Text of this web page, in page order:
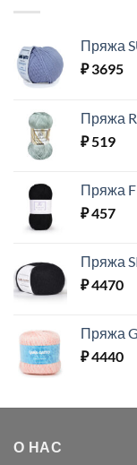
Пряжа
₽3695
Пряжа
₽519
Пряжа
₽457
Пряжа
₽4470
Пряжа
₽4440
О НАС